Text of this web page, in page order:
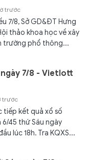
trước
7/8, Sở GD&ĐT Hưng
thảo khoa học về xây
trường phổ thông...
7/8 - Vietlott
trước
tiếp kết quả xổ số
45 thứ Sáu ngày
lúc 18h. Tra KQXS...